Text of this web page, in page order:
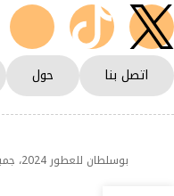
اتصل بنا حول
بوسلطان للعطور 2024، جميع الحقوق محفوظة – برمجة وتطوير